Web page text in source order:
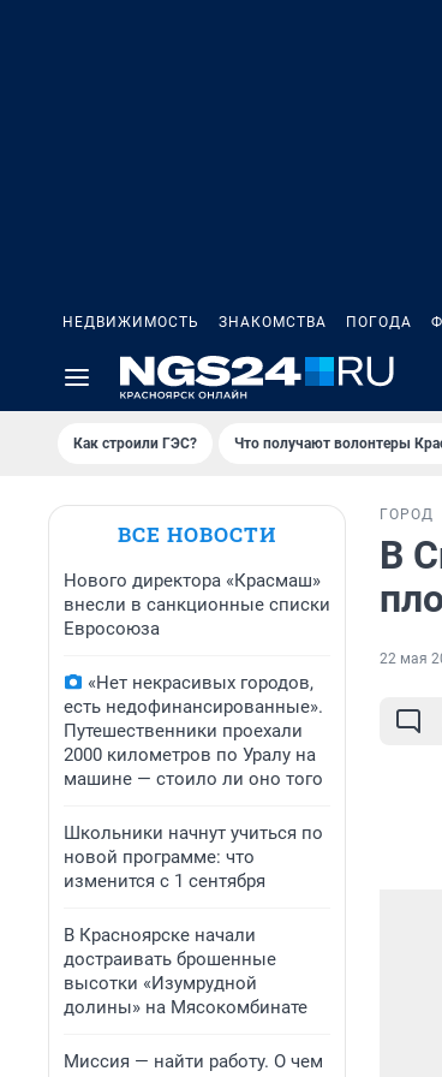
НЕДВИЖИМОСТЬ ЗНАКОМСТВА ПОГОДА
Как строили ГЭС? Что получают волонтеры
ВСЕ НОВОСТИ
Нового директора «Красмаш»
внесли в санкционные списки
Евросоюза
«Нет некрасивых городов,
есть недофинансированные».
Путешественники проехали
2000 километров по Уралу на
машине — стоило ли оно того
Школьники начнут учиться по
новой программе: что
изменится с 1 сентября
В Красноярске начали
достраивать брошенные
высотки «Изумрудной
долины» на Мясокомбинате
Миссия — найти работу. О чем
ГОРОД
В
22 мая